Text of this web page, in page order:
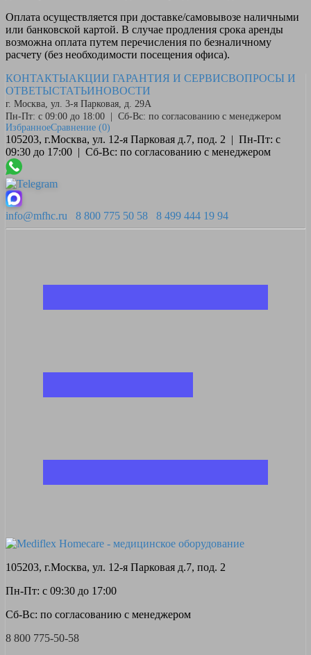
Оплата осуществляется при доставке/самовывозе наличными
или банковской картой. В случае продления срока аренды
возможна оплата путем перечисления по безналичному
расчету (без необходимости посещения офиса).
КОНТАКТЫАКЦИИ ГАРАНТИЯ И СЕРВИСВОПРОСЫ И
ОТВЕТЫСТАТЬИНОВОСТИ
г. Москва, ул. 3-я Парковая, д. 29А
Пн-Пт: с 09:00 до 18:00 | Сб-Вс: по согласованию с менеджером
ИзбранноеСравнение (0)
105203, г.Москва, ул. 12-я Парковая д.7, под. 2 | Пн-Пт: с
09:30 до 17:00 | Сб-Вс: по согласованию с менеджером
info@mfhc.ru 8 800 775 50 58 8 499 444 19 94
105203, г.Москва, ул. 12-я Парковая д.7, под. 2
Пн-Пт: с 09:30 до 17:00
Сб-Вс: по согласованию с менеджером
8 800 775-50-58